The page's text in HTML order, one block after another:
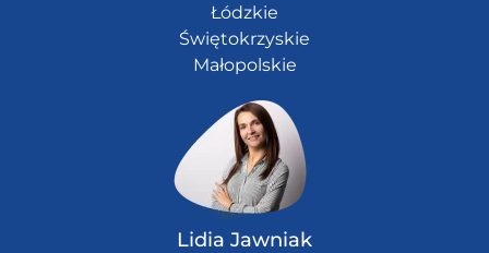
Łódzkie
Świętokrzyskie
Małopolskie
Lidia Jawniak